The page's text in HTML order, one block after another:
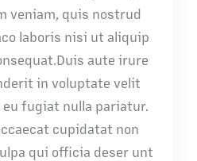
veniam, quis nostrud
laboris nisi ut aliquip
aute irure
in voluptate velit
eu fugiat nulla pariatur.
cupidatat non
qui officia deser unt